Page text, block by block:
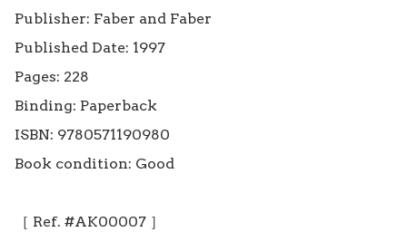
Publisher: Faber and Faber
Published Date: 1997
Pages: 228
Binding: Paperback
ISBN: 9780571190980
Book condition: Good
［ Ref. #AK00007 ］